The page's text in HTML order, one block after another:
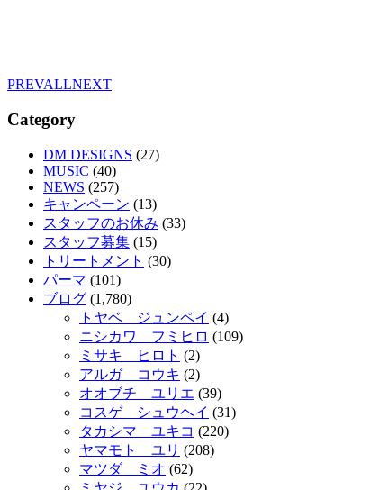
PREVALLNEXT
Category
DM DESIGNS (27)
MUSIC (40)
NEWS (257)
キャンペーン (13)
スタッフのお休み (33)
スタッフ募集 (15)
トリートメント (30)
パーマ (101)
ブログ (1,780)
トヤベ ジュンペイ (4)
ニシカワ フミヒロ (109)
ミサキ ヒロト (2)
アルガ コウキ (2)
オオブチ ユリエ (39)
コスゲ シュウヘイ (31)
タカシマ ユキコ (220)
ヤマモト ユリ (208)
マツダ ミオ (62)